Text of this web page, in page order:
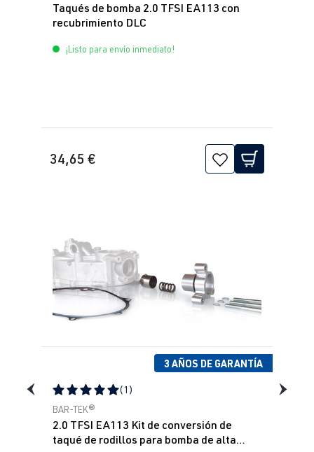
Taqués de bomba 2.0 TFSI EA113 con
recubrimiento DLC
¡Listo para envío inmediato!
34,65 €
3 AÑOS DE GARANTÍA
Calificación promedio de 5 de 5 estrellas
(1)
BAR-TEK®
2.0 TFSI EA113 Kit de conversión de
taqué de rodillos para bomba de alta